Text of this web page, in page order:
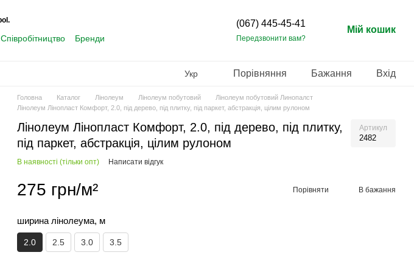
Співробітництво
Бренди
(067) 445-45-41
Передзвонити вам?
Мій кошик
Укр Порівняння Бажання Вхід
Головна Каталог Лінолеум Лінолеум побутовий
Лінолеум побутовий Линопалст
Лінолеум Лінопласт Комфорт, 2.0, під дерево, під плитку, під паркет, абстракція, цілим рулоном
Лінолеум Лінопласт Комфорт, 2.0, під дерево, під плитку,
під паркет, абстракція, цілим рулоном
Артикул
2482
В наявності (тільки опт) Написати відгук
275 грн/м² Порівняти В бажання
ширина лінолеума, м
2.0 2.5 3.0 3.5